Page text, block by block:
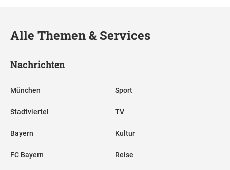
Alle Themen & Services
Nachrichten
München
Stadtviertel
Bayern
FC Bayern
Sport
TV
Kultur
Reise